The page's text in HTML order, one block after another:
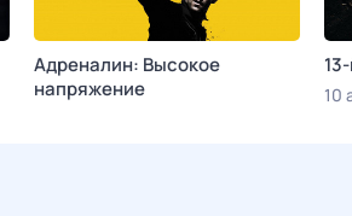
Адреналин: Высокое
напряжение
10